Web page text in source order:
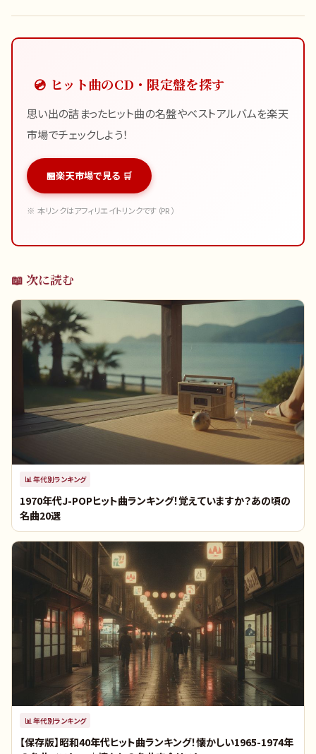
💿 ヒット曲のCD・限定盤を探す
思い出の詰まったヒット曲の名盤やベストアルバムを楽天
市場でチェックしよう！
楽天市場で見る 🛒
※ 本リンクはアフィリエイトリンクです（PR）
📖 次に読む
📊 年代別ランキング
1970年代J-POPヒット曲ランキング！覚えていますか？あの頃の
名曲20選
📊 年代別ランキング
【保存版】昭和40年代ヒット曲ランキング！懐かしい1965-1974年